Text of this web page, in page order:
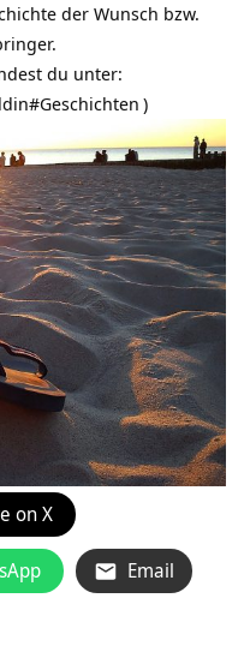
der Wunsch bzw.
du unter:
)
on X
Email